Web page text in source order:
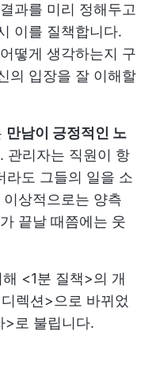
과를 미리 정해두고
이를 질책합니다.
떻게 생각하는지 구
의 입장을 잘 이해할
만남이 긍정적인 노
관리자는 직원이 항
라도 그들의 일을 소
상적으로는 양측
끝날 때쯤에는 웃
<1분 질책>의 개
렉션>으로 바뀌었
>로 불립니다.